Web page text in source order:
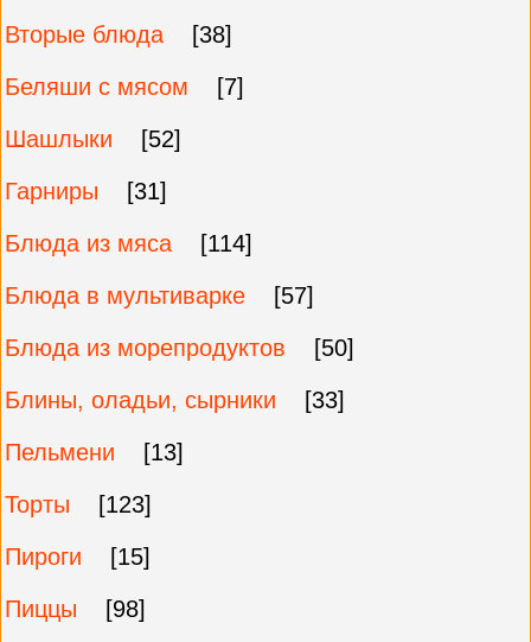
Вторые блюда
[38]
Беляши с мясом
[7]
Шашлыки
[52]
Гарниры
[31]
Блюда из мяса
[114]
Блюда в мультиварке
[57]
Блюда из морепродуктов
[50]
Блины, оладьи, сырники
[33]
Пельмени
[13]
Торты
[123]
Пироги
[15]
Пиццы
[98]